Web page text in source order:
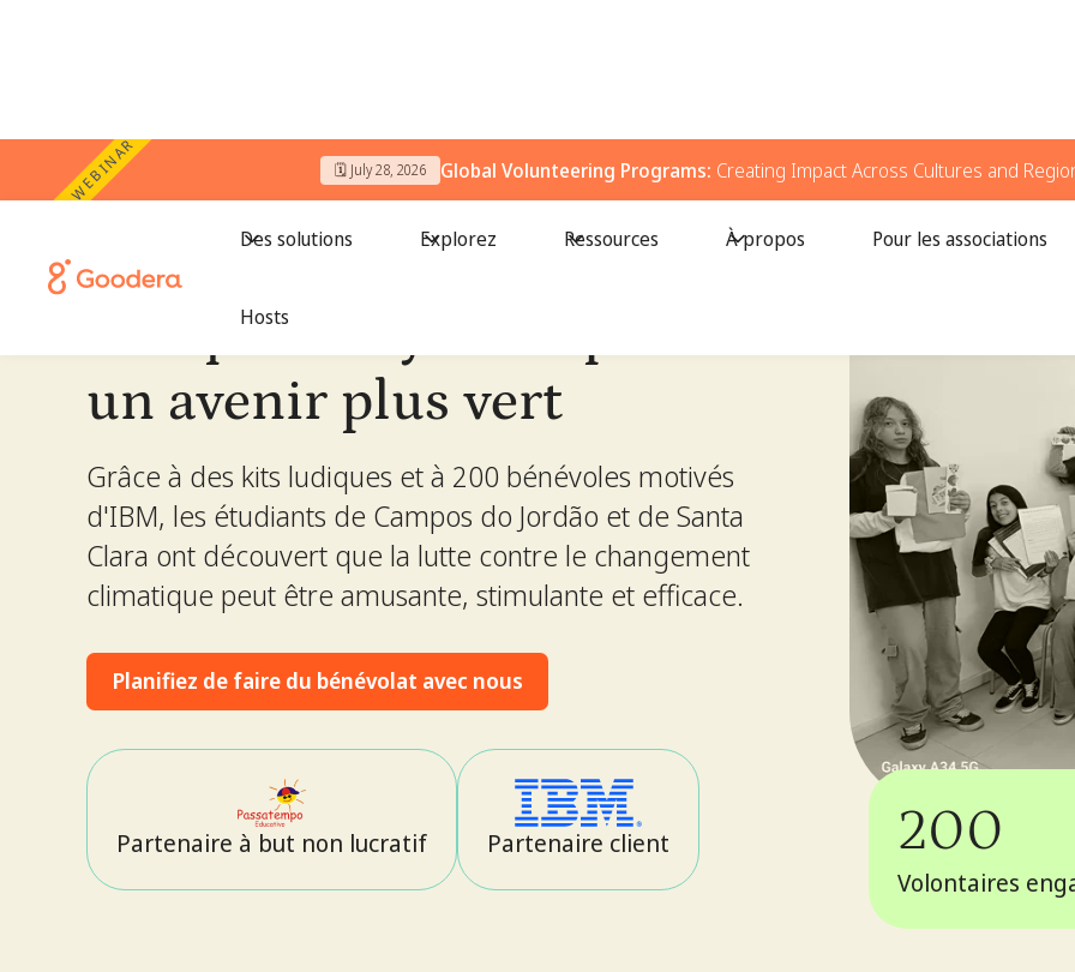
WEBINAR 🗓️ July 28, 2026 Global Volunteering Programs: Creating Impact Across Cultures and
Des solutions Explorez Ressources À propos Pour les associations
Hosts
← Toutes les histoires Éduquer les jeunes pour un avenir plus vert
Éduquer les jeunes pour
un avenir plus vert
Grâce à des kits ludiques et à 200 bénévoles motivés
d'IBM, les étudiants de Campos do Jordão et de Santa
Clara ont découvert que la lutte contre le changement
climatique peut être amusante, stimulante et efficace.
Planifiez de faire du bénévolat avec nous
Partenaire à but non lucratif Partenaire client 200
Volontaires